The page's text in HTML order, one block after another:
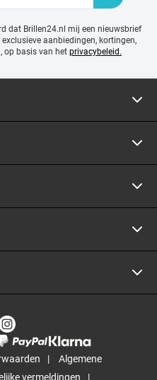
dat Brillen24.nl mij een nieuwsbrief
aanbiedingen, kortingen,
op basis van het privacybeleid.
Algemene
vermeldingen